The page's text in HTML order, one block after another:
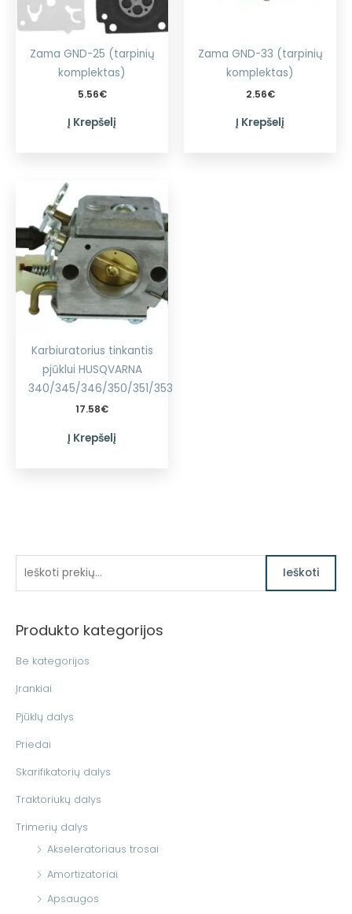
k
i
Ieškoti
Produkto kategorijos
Be kategorijos
Įrankiai
Pjūklų dalys
Priedai
Skarifikatorių dalys
Traktoriukų dalys
Trimerių dalys
Akseleratoriaus trosai
Amortizatoriai
Apsaugos
Zama GND-25 (tarpinių
komplektas)
5.56€
Į Krepšelį
Zama GND-33 (tarpinių
komplektas)
2.56€
Į Krepšelį
Karbiuratorius tinkantis
pjūklui HUSQVARNA
340/345/346/350/351/353
17.58€
Į Krepšelį